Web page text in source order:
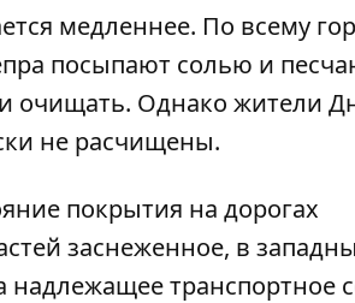
медленнее. По всему
посыпают солью и
очищать. Однако жители
не расчищены.
покрытия на дорогах
заснеженное, в
надлежащее транспортное